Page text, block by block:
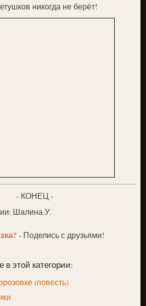
никогда не берёт!
- КОНЕЦ -
Шалина У.
- Поделись с друзьями!
этой категории:
(повесть)